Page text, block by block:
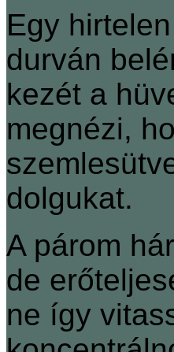
Egy
durván
kezét a
megnézi,
dolgukat.
A párom
de
ne így